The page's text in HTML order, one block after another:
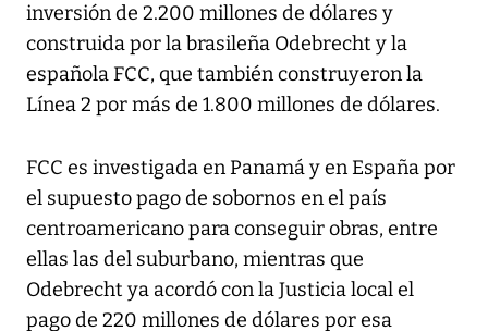
inversión de 2.200 millones de dólares y
construida por la brasileña Odebrecht y la
española FCC, que también construyeron la
Línea 2 por más de 1.800 millones de dólares.
FCC es investigada en Panamá y en España por
el supuesto pago de sobornos en el país
centroamericano para conseguir obras, entre
ellas las del suburbano, mientras que
Odebrecht ya acordó con la Justicia local el
pago de 220 millones de dólares por esa